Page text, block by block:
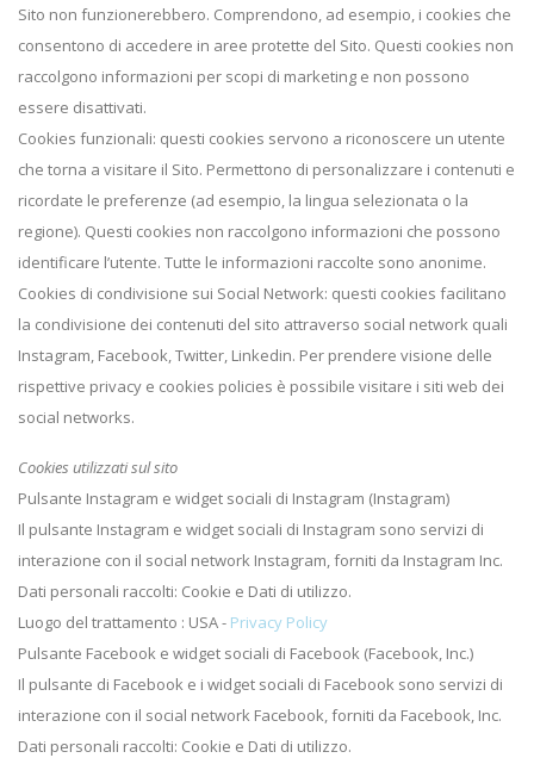
Sito non funzionerebbero. Comprendono, ad esempio, i cookies che
consentono di accedere in aree protette del Sito. Questi cookies non
raccolgono informazioni per scopi di marketing e non possono
essere disattivati.
Cookies funzionali: questi cookies servono a riconoscere un utente
che torna a visitare il Sito. Permettono di personalizzare i contenuti e
ricordate le preferenze (ad esempio, la lingua selezionata o la
regione). Questi cookies non raccolgono informazioni che possono
identificare l’utente. Tutte le informazioni raccolte sono anonime.
Cookies di condivisione sui Social Network: questi cookies facilitano
la condivisione dei contenuti del sito attraverso social network quali
Instagram, Facebook, Twitter, Linkedin. Per prendere visione delle
rispettive privacy e cookies policies è possibile visitare i siti web dei
social networks.
Cookies utilizzati sul sito
Pulsante Instagram e widget sociali di Instagram (Instagram)
Il pulsante Instagram e widget sociali di Instagram sono servizi di
interazione con il social network Instagram, forniti da Instagram Inc.
Dati personali raccolti: Cookie e Dati di utilizzo.
Luogo del trattamento : USA - Privacy Policy
Pulsante Facebook e widget sociali di Facebook (Facebook, Inc.)
Il pulsante di Facebook e i widget sociali di Facebook sono servizi di
interazione con il social network Facebook, forniti da Facebook, Inc.
Dati personali raccolti: Cookie e Dati di utilizzo.